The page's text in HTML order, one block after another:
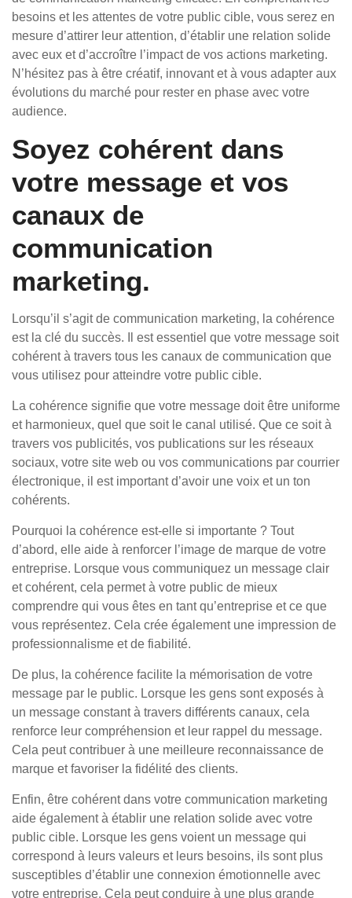
besoins et les attentes de votre public cible, vous serez en
mesure d’attirer leur attention, d’établir une relation solide
avec eux et d’accroître l’impact de vos actions marketing.
N’hésitez pas à être créatif, innovant et à vous adapter aux
évolutions du marché pour rester en phase avec votre
audience.
Soyez cohérent dans
votre message et vos
canaux de
communication
marketing.
Lorsqu’il s’agit de communication marketing, la cohérence
est la clé du succès. Il est essentiel que votre message soit
cohérent à travers tous les canaux de communication que
vous utilisez pour atteindre votre public cible.
La cohérence signifie que votre message doit être uniforme
et harmonieux, quel que soit le canal utilisé. Que ce soit à
travers vos publicités, vos publications sur les réseaux
sociaux, votre site web ou vos communications par courrier
électronique, il est important d’avoir une voix et un ton
cohérents.
Pourquoi la cohérence est-elle si importante ? Tout
d’abord, elle aide à renforcer l’image de marque de votre
entreprise. Lorsque vous communiquez un message clair
et cohérent, cela permet à votre public de mieux
comprendre qui vous êtes en tant qu’entreprise et ce que
vous représentez. Cela crée également une impression de
professionnalisme et de fiabilité.
De plus, la cohérence facilite la mémorisation de votre
message par le public. Lorsque les gens sont exposés à
un message constant à travers différents canaux, cela
renforce leur compréhension et leur rappel du message.
Cela peut contribuer à une meilleure reconnaissance de
marque et favoriser la fidélité des clients.
Enfin, être cohérent dans votre communication marketing
aide également à établir une relation solide avec votre
public cible. Lorsque les gens voient un message qui
correspond à leurs valeurs et leurs besoins, ils sont plus
susceptibles d’établir une connexion émotionnelle avec
votre entreprise. Cela peut conduire à une plus grande